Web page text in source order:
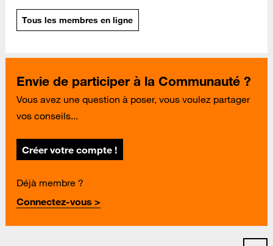
Tous les membres en ligne
Envie de participer à la Communauté ?
Vous avez une question à poser, vous voulez partager
vos conseils...
Créer votre compte !
Déjà membre ?
Connectez-vous >